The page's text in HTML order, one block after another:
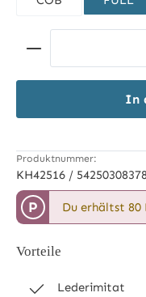
Produkt Anzahl:
In
Produktnummer:
KH42516 /
P Du erhältst 80
Vorteile
Lederimitat